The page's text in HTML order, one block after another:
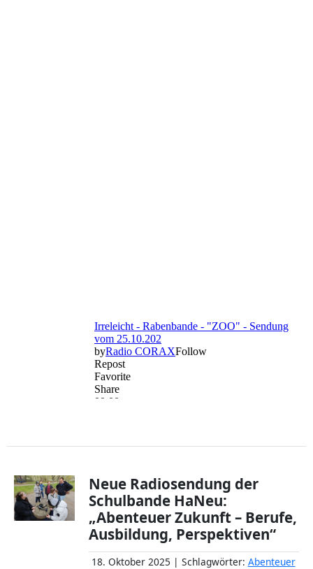
Neue Radiosendung der
Ausbildung, Perspektiven“
Zukunft, Ausbildung,Berufe,corax,
IrreLeicht,Lebenstraum,Musik
Schulbande HaNeu,Schule des Lebens
DieSchulbande HaNeu hat eine neue
zweistündige Radiosendung produziert –